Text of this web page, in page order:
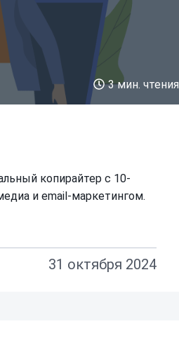
3 мин. чтения
копирайтер с 10-
и email-маркетингом.
31 октября 2024